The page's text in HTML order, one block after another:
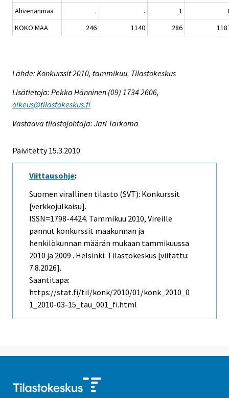
Ahvenanmaa . . 1
KOKO MAA
246 1140 286
Lähde: Konkurssit 2010, tammikuu, Tilastokeskus
Lisätietoja: Pekka Hänninen (09) 1734 2606,
oikeus@tilastokeskus.fi
Vastaava tilastojohtaja: Jari Tarkoma
Päivitetty 15.3.2010
Viittausohje:
Suomen virallinen tilasto (SVT): Konkurssit
[verkkojulkaisu].
ISSN=1798-4424. Tammikuu 2010, Vireille
pannut konkurssit maakunnan ja
henkilökunnan määrän mukaan tammikuussa
2010 ja 2009 . Helsinki: Tilastokeskus [viitattu:
7.8.2026].
Saantitapa:
https://stat.fi/til/konk/2010/01/konk_2010_0
1_2010-03-15_tau_001_fi.html